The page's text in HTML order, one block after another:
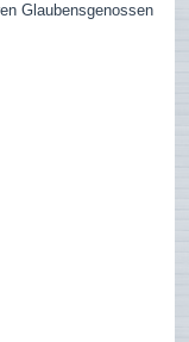
Glaubensgenossen